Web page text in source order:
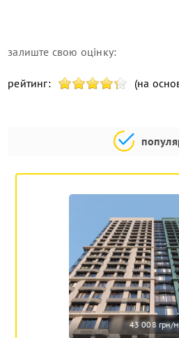
залиште свою оцінку:
рейтинг: (на
43 008 грн/м